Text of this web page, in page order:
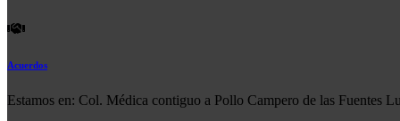
Acuerdos
Estamos en: Col. Médica contiguo a Pollo Campero de las Fuentes